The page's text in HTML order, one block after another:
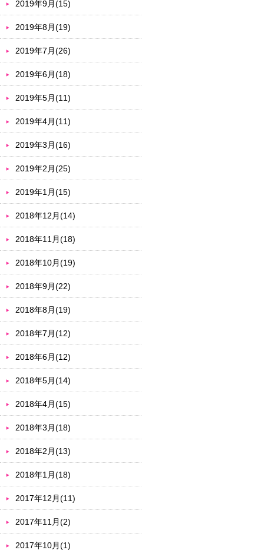
2019年9月(15)
2019年8月(19)
2019年7月(26)
2019年6月(18)
2019年5月(11)
2019年4月(11)
2019年3月(16)
2019年2月(25)
2019年1月(15)
2018年12月(14)
2018年11月(18)
2018年10月(19)
2018年9月(22)
2018年8月(19)
2018年7月(12)
2018年6月(12)
2018年5月(14)
2018年4月(15)
2018年3月(18)
2018年2月(13)
2018年1月(18)
2017年12月(11)
2017年11月(2)
2017年10月(1)